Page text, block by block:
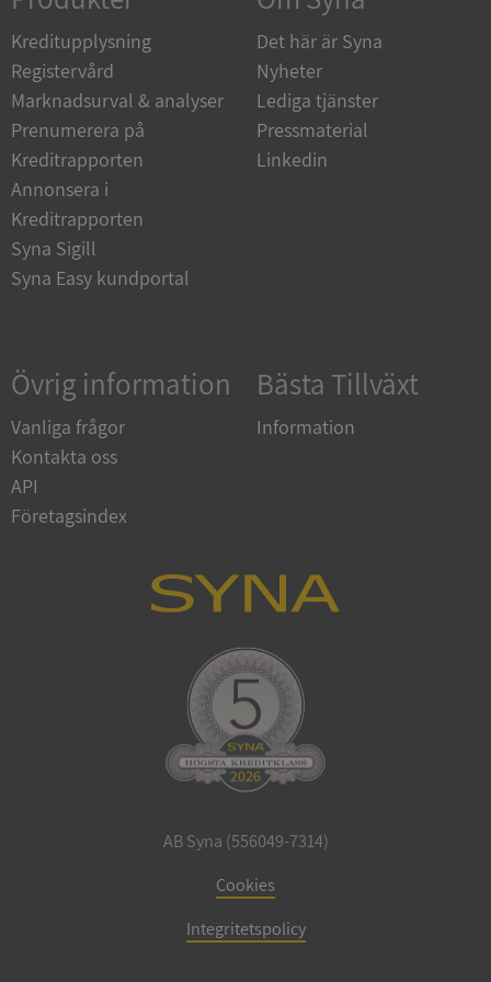
Kreditupplysning
Registervård
Marknadsurval & analyser
Prenumerera på
Kreditrapporten
Annonsera i
Kreditrapporten
Syna Sigill
Syna Easy kundportal
Det här är Syna
Nyheter
Lediga tjänster
Pressmaterial
Linkedin
Övrig information
Vanliga frågor
Kontakta oss
API
Företagsindex
Bästa Tillväxt
Information
AB Syna (556049-7314)
Cookies
Integritetspolicy
Strikt nödvändiga kakor tillåter
kärnwebbplatsfunktioner som användarinloggning
och kontohantering. Webbplatsen kan inte
användas ordentligt utan strikt nödvändiga cookies.
Namn
Leverantör
__RequestVerificationToken
ASP.NET_SessionId
Microsoft
Corporation
de.syna.se
.syna.se